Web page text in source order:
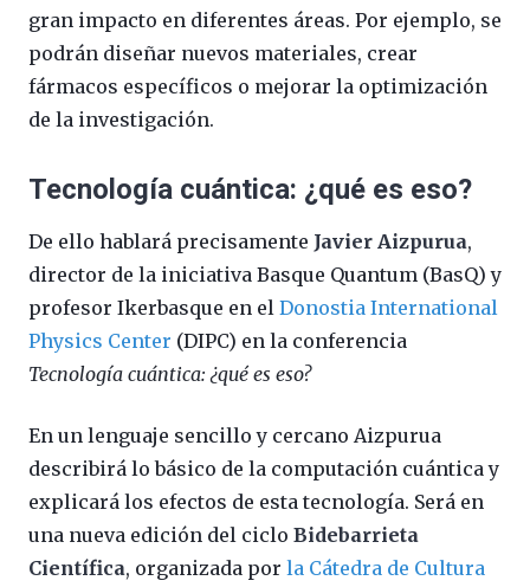
gran impacto en diferentes áreas. Por ejemplo, se
podrán diseñar nuevos materiales, crear
fármacos específicos o mejorar la optimización
de la investigación.
Tecnología cuántica: ¿qué es eso?
De ello hablará precisamente Javier Aizpurua,
director de la iniciativa Basque Quantum (BasQ) y
profesor Ikerbasque en el Donostia International
Physics Center (DIPC) en la conferencia
Tecnología cuántica: ¿qué es eso?
En un lenguaje sencillo y cercano Aizpurua
describirá lo básico de la computación cuántica y
explicará los efectos de esta tecnología. Será en
una nueva edición del ciclo Bidebarrieta
Científica, organizada por la Cátedra de Cultura